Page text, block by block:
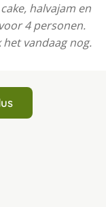
halvajam en
4 personen.
vandaag nog.